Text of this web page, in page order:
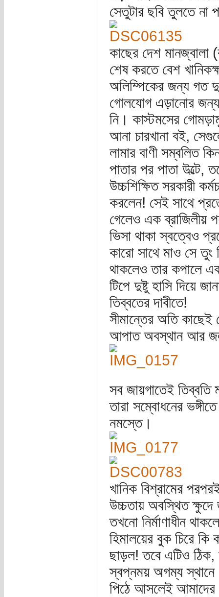
সেতুটার ছবি তুলতে না
কাছের দেশ মানজ্বালা
শেষ করতে বেশ
অলিম্পিকের জন্য গত
গোলযোগ এড়ানোর জন্য
নি। কাস্টমসের
আনা চারখানা বই,
লামার বাণী সম্বলিত
পাতার পর পাতা উল্টে,
উচ্চশিক্ষিত সরকারী
করলেন! সেই সাথে
গেলেও এক ব্রাজিলীয়
ভিসা থাকা স্বত্বেও
কারো সাথে মাও সে তুং
থাকলেও তার কপালে
টিপে দুষ্টু হাসি দিয়ে
তিব্বতের দাবীতে!
সীমান্তের অতি কাছেই
আপাত অবস্থান আর
সব জায়গাতেই তিব্বতি
তারা সম্বোধনের
নমস্তে।
খানিক বিশ্রামের
উচ্চতায় অবস্থিত
তখনো নির্মাণাধীন
হিমালয়ের বুক চিরে কি
ছাড়ল! তবে এটিও
স্বপ্নময় অগম্য স্থানে
পিঠে আসলেই আমাদের